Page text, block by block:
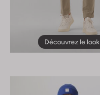
Découvrez le look